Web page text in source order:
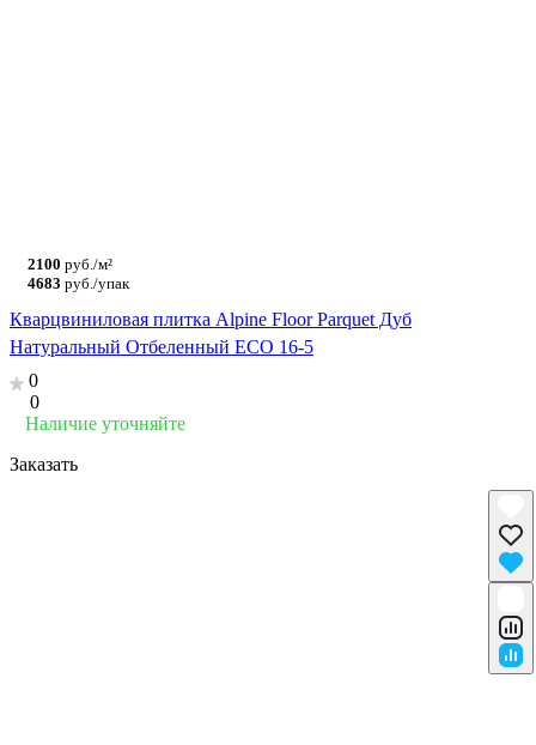
2100 руб./м²
4683 руб./упак
Кварцвиниловая плитка Alpine Floor Parquet Дуб
Натуральный Отбеленный ECO 16-5
0
0
Наличие уточняйте
Заказать